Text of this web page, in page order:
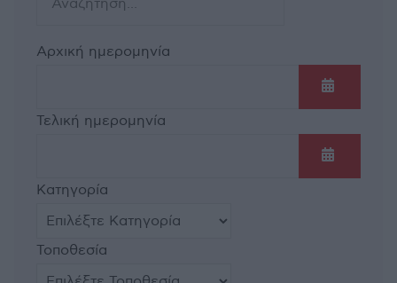
Αρχική ημερομηνία
Ανοίξτε
Τελική ημερομηνία
Ανοίξτε
Κατηγορία
Τοποθεσία